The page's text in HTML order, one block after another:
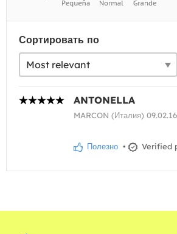
Сортировать по
ANTONELLA
MARCON (Италия) 09.02.16
Полезно • Verified